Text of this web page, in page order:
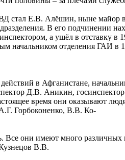
Е.В. Алёшин, ныне майор в
В его подчинении
а ушёл в отставку
начальником отделения ГАИ в
в Афганистане,
Д.В. Аникин,
время они оказывают
А.Г. Горбоконенко, В.В. Ко-
они имеют много
В.В.